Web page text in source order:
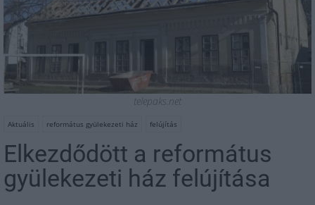
telepaks.net
Aktuális református gyülekezeti ház felújítás
Elkezdődött a református
gyülekezeti ház felújítása